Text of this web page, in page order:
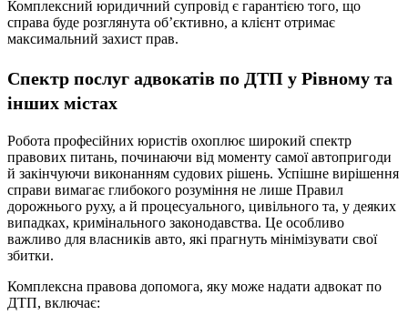
Комплексний юридичний супровід є гарантією того, що
справа буде розглянута об’єктивно, а клієнт отримає
максимальний захист прав.
Спектр послуг адвокатів по ДТП у Рівному та
інших містах
Робота професійних юристів охоплює широкий спектр
правових питань, починаючи від моменту самої автопригоди
й закінчуючи виконанням судових рішень. Успішне вирішення
справи вимагає глибокого розуміння не лише Правил
дорожнього руху, а й процесуального, цивільного та, у деяких
випадках, кримінального законодавства. Це особливо
важливо для власників авто, які прагнуть мінімізувати свої
збитки.
Комплексна правова допомога, яку може надати адвокат по
ДТП, включає: